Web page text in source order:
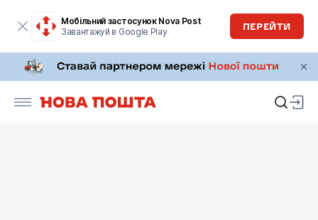
Мобільний застосунок Nova Post
Завантажуй в Google Play
ПЕРЕЙТИ